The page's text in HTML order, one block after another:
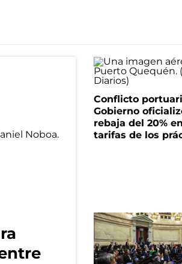
Conflicto
Gobierno
rebaja del 20%
tarifas de los